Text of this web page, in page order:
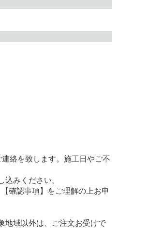
絡を致します。施工日やご不
みください。
確認事項】をご理解の上お申
地域以外は、ご注文お受けで